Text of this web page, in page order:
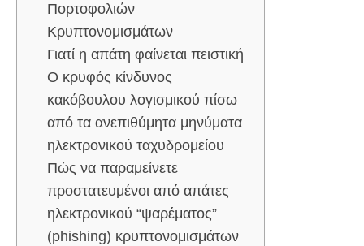
Πορτοφολιών
Κρυπτονομισμάτων
Γιατί η απάτη φαίνεται πειστική
Ο κρυφός κίνδυνος
κακόβουλου λογισμικού πίσω
από τα ανεπιθύμητα μηνύματα
ηλεκτρονικού ταχυδρομείου
Πώς να παραμείνετε
προστατευμένοι από απάτες
ηλεκτρονικού “ψαρέματος”
(phishing) κρυπτονομισμάτων